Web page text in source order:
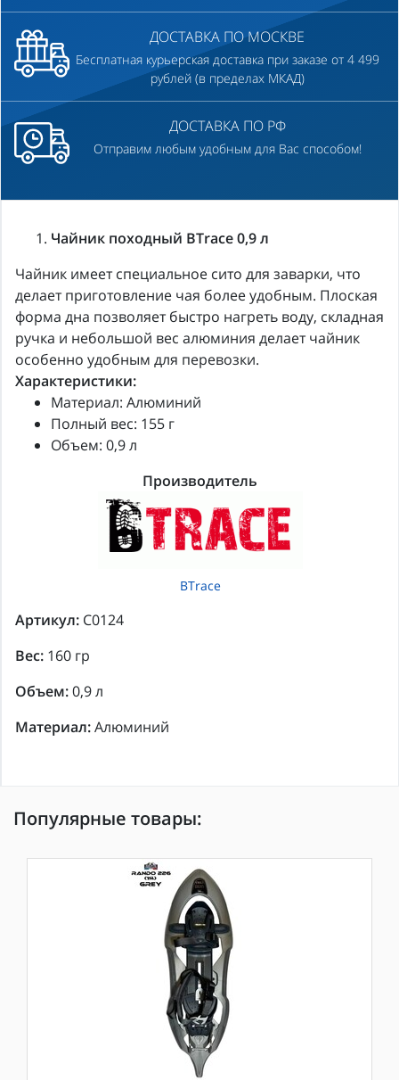
ДОСТАВКА ПО МОСКВЕ
Бесплатная курьерская доставка при заказе от 4 499
рублей (в пределах МКАД)
ДОСТАВКА ПО РФ
Отправим любым удобным для Вас способом!
Чайник походный BTrace 0,9 л
Чайник имеет специальное сито для заварки, что
делает приготовление чая более удобным. Плоская
форма дна позволяет быстро нагреть воду, складная
ручка и небольшой вес алюминия делает чайник
особенно удобным для перевозки.
Характеристики:
Материал: Алюминий
Полный вес: 155 г
Объем: 0,9 л
Производитель
BTrace
Артикул: С0124
Вес: 160 гр
Объем:0,9 л
Материал:Алюминий
Популярные товары: